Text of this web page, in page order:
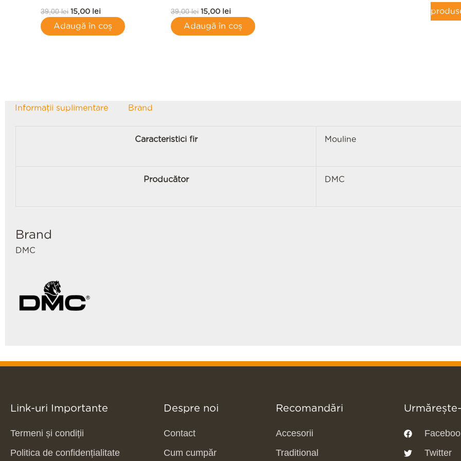
39,00lei 15,00 lei
Adaugă în coș
39,00lei 15,00 lei
Adaugă în coș
Informații suplimentare Brand
Caracteristici fir Mouline
Producător DMC
Brand
DMC
Link-uri Importante
Termeni și condiții
Politica de confidențialitate
Despre noi
Contact
Cum cumpăr
Recomandări
Accesorii
Traditional
Twitter